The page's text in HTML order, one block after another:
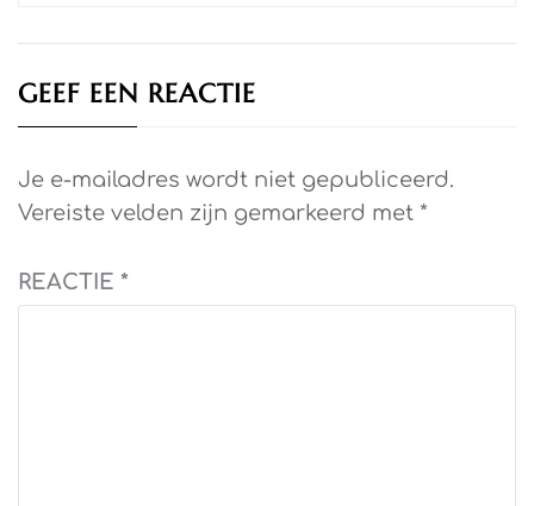
GEEF EEN REACTIE
Je e-mailadres wordt niet gepubliceerd.
Vereiste velden zijn gemarkeerd met *
REACTIE *